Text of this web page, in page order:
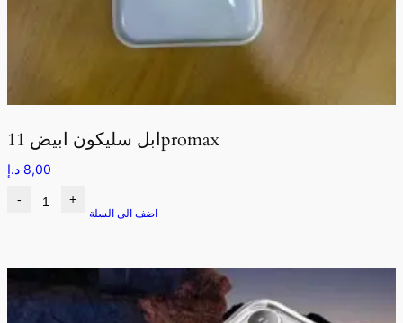
ابل سليكون ابيض 11promax
8,00 د.إ
- +
اضف الى السلة